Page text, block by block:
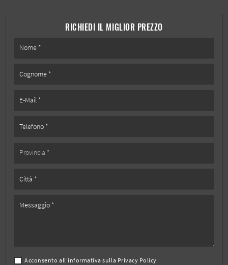
RICHIEDI IL MIGLIOR PREZZO
Acconsento all'informativa sulla Privacy Policy